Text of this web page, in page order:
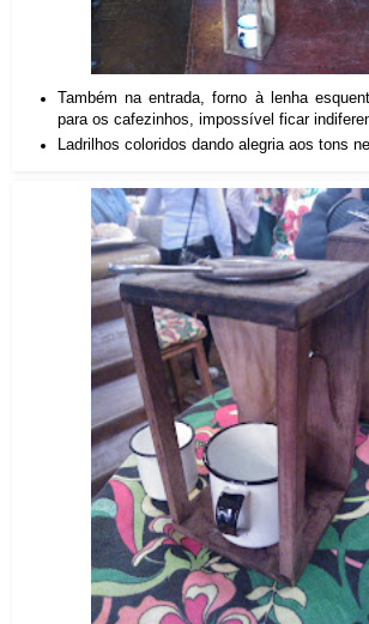
Também na entrada, forno à lenha
para os cafezinhos, impossível ficar
Ladrilhos coloridos dando alegria aos tons